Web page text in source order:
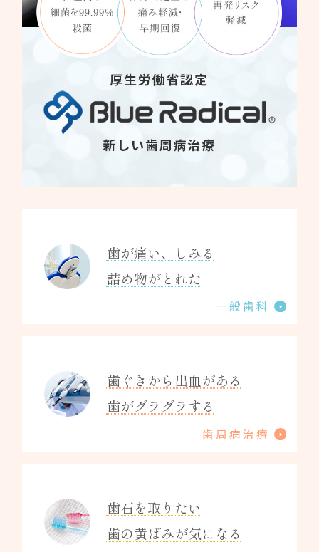
歯が痛い、しみる
詰め物がとれた
一般歯科
歯ぐきから出血がある
歯がグラグラする
歯周病治療
歯石を取りたい
歯の黄ばみが気になる